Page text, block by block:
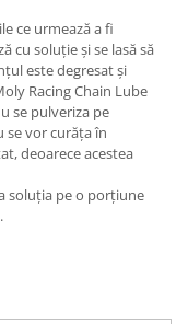
ce urmează a fi
cu soluţie şi se lasă să
este degresat şi
Racing Chain Lube
se pulveriza pe
se vor curăţa în
deoarece acestea
soluţia pe o porţiune